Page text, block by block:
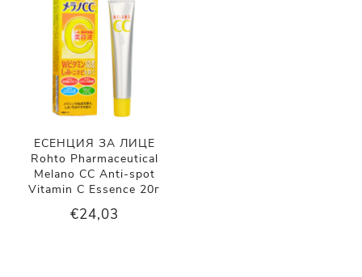
ЕСЕНЦИЯ ЗА ЛИЦЕ
Rohto Pharmaceutical
Melano CC Anti-spot
Vitamin C Essence 20г
€24,03